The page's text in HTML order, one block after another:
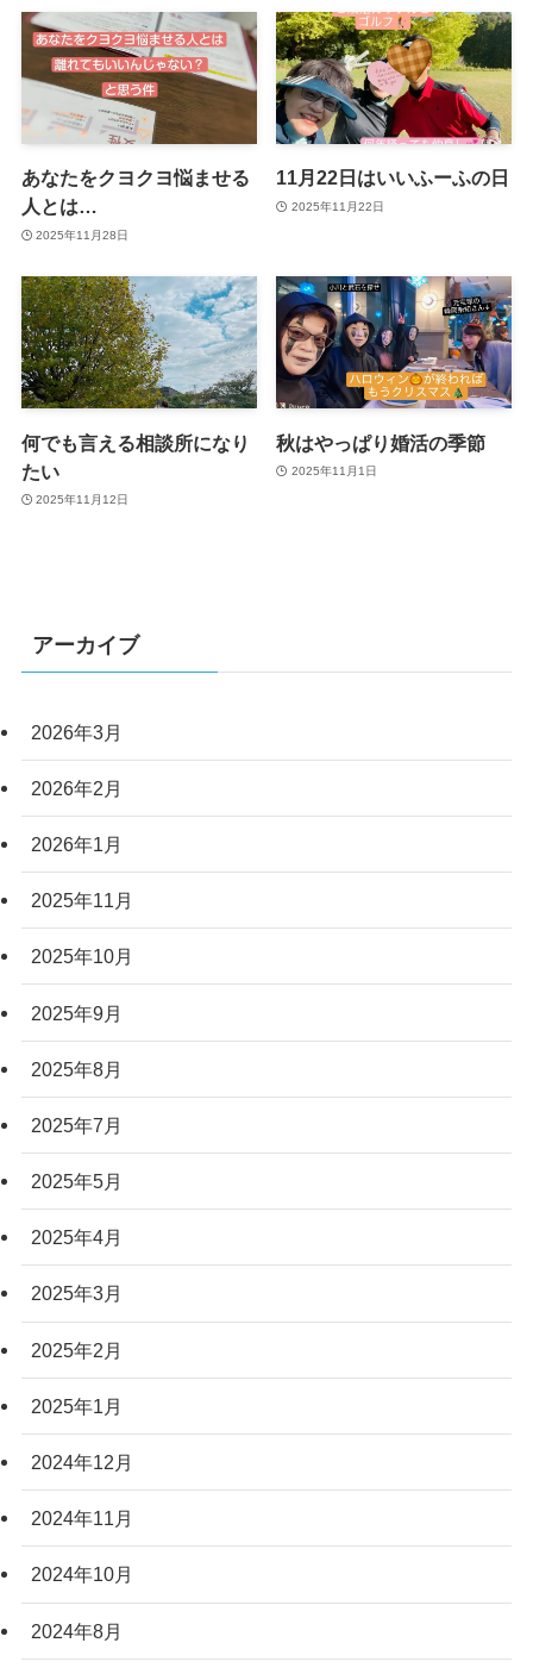
あなたをクヨクヨ悩ませる
人とは…
2025年11月28日
11月22日はいいふーふの日
2025年11月22日
何でも言える相談所になり
たい
2025年11月12日
秋はやっぱり婚活の季節
2025年11月1日
アーカイブ
2026年3月
2026年2月
2026年1月
2025年11月
2025年10月
2025年9月
2025年8月
2025年7月
2025年5月
2025年4月
2025年3月
2025年2月
2025年1月
2024年12月
2024年11月
2024年10月
2024年8月